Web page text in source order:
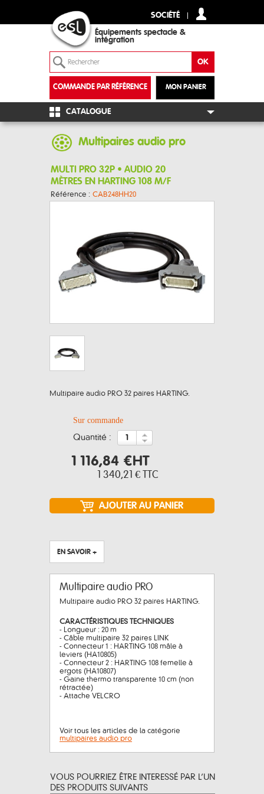
SOCIÉTÉ
Équipements spectacle &
intégration
MON PANIER
COMMANDE PAR RÉFÉRENCE
+
CATALOGUE
Multipaires audio pro
MULTI PRO 32P • AUDIO 20
MÈTRES EN HARTING 108 M/F
Référence : CAB248HH20
Multipaire audio PRO 32 paires HARTING.
Sur commande
quantité :
1 116,84 €HT
1 340,21 € TTC
EN SAVOIR +
Multipaire audio PRO
Multipaire audio PRO 32 paires HARTING.
CARACTÉRISTIQUES TECHNIQUES
- Longueur : 20 m
- Câble multipaire 32 paires LINK
- Connecteur 1 : HARTING 108 mâle à
leviers (HA10805)
- Connecteur 2 : HARTING 108 femelle à
ergots (HA10807)
- Gaine thermo transparente 10 cm (non
rétractée)
- Attache VELCRO
Voir tous les articles de la catégorie
multipaires audio pro
VOUS POURRIEZ ÊTRE INTERESSÉ PAR L’UN
DES PRODUITS SUIVANTS